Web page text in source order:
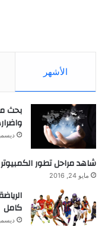
الأشهر
بحث
ديسمبر 8,
شاهد مراحل تطور
مايو 24, 2016
كامل
ديسمبر 14,